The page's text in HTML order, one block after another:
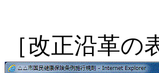
［改正沿革の